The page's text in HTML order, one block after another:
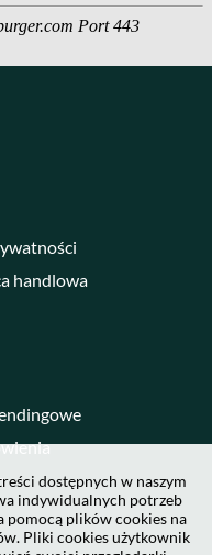
handlowa
dostępnych w naszym
indywidualnych potrzeb
pomocą plików cookies na
Pliki cookies użytkownik